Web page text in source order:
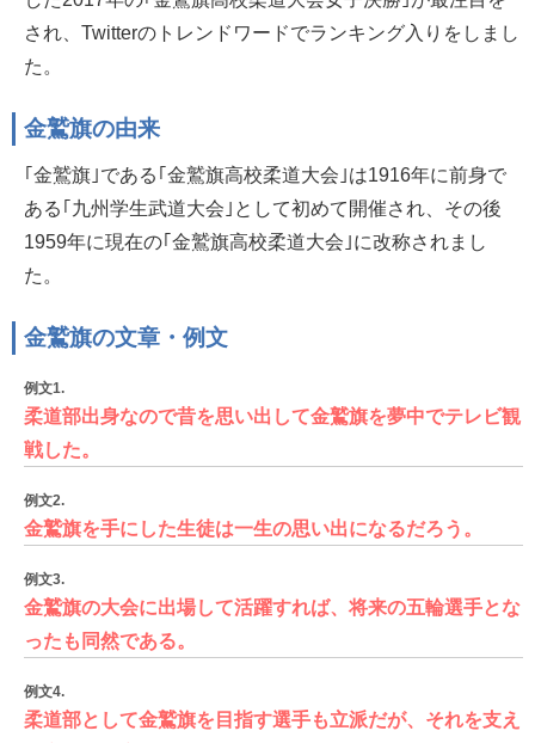
され、Twitterのトレンドワードでランキング入りをしまし
た。
金鷲旗の由来
｢金鷲旗｣である｢金鷲旗高校柔道大会｣は1916年に前身で
ある｢九州学生武道大会｣として初めて開催され、その後
1959年に現在の｢金鷲旗高校柔道大会｣に改称されまし
た。
金鷲旗の文章・例文
例文1.
柔道部出身なので昔を思い出して金鷲旗を夢中でテレビ観
戦した。
例文2.
金鷲旗を手にした生徒は一生の思い出になるだろう。
例文3.
金鷲旗の大会に出場して活躍すれば、将来の五輪選手とな
ったも同然である。
例文4.
柔道部として金鷲旗を目指す選手も立派だが、それを支え